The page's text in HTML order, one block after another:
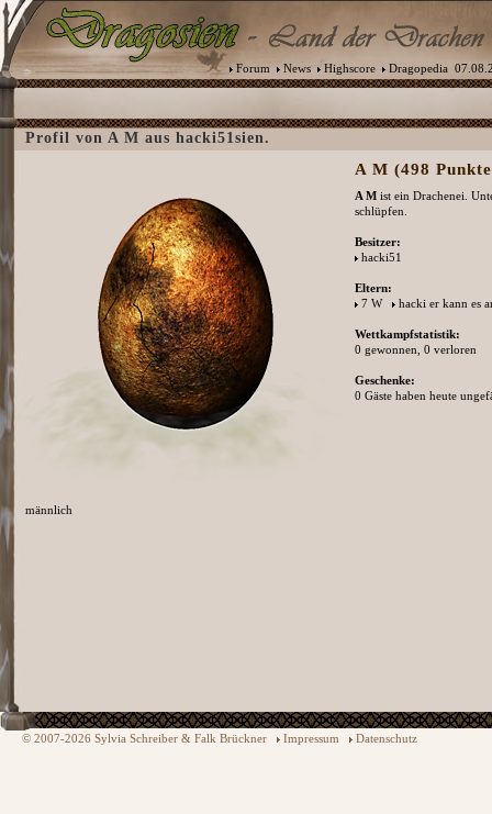
Forum News Highscore Dragopedia
Profil von A M aus hacki51sien.
A M (498
A M ist ein Drachenei.
schlüpfen.
Besitzer:
hacki51
Eltern:
7 W
hacki er kann es
Wettkampfstatistik:
0 gewonnen, 0 verloren
Geschenke:
0 Gäste haben heute
männlich
© 2007-2026 Sylvia Schreiber & Falk Brückner Impressum Datenschutz